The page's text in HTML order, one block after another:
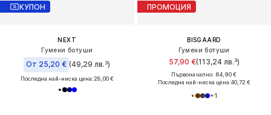
КУПОН
NEXT
Гумени ботуши
От 25,20 € (49,29 лв.³)
Последна най-ниска цена:28,00 €
ПРОМОЦИЯ
BISGAARD
Гумени ботуши
57,90 €(113,24 лв.³)
Първоначално: 64,90 €
Последна най-ниска цена:40,72 €
+1